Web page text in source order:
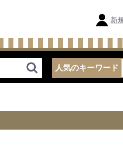
新
人気のキーワード